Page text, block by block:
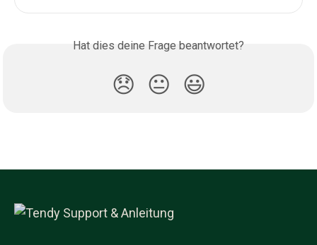
Hat dies deine Frage beantwortet?
😞 😐 😃